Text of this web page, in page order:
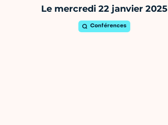
Le mercredi 22 janvier 2025
Conférences